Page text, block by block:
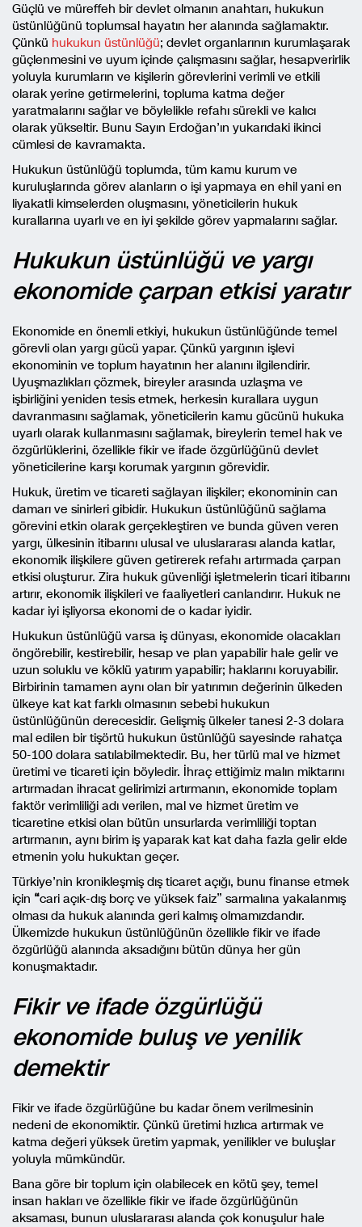
Güçlü ve müreffeh bir devlet olmanın anahtarı, hukukun
üstünlüğünü toplumsal hayatın her alanında sağlamaktır.
Çünkü hukukun üstünlüğü; devlet organlarının kurumlaşarak
güçlenmesini ve uyum içinde çalışmasını sağlar, hesapverirlik
yoluyla kurumların ve kişilerin görevlerini verimli ve etkili
olarak yerine getirmelerini, topluma katma değer
yaratmalarını sağlar ve böylelikle refahı sürekli ve kalıcı
olarak yükseltir. Bunu Sayın Erdoğan’ın yukarıdaki ikinci
cümlesi de kavramakta.
Hukukun üstünlüğü toplumda, tüm kamu kurum ve
kuruluşlarında görev alanların o işi yapmaya en ehil yani en
liyakatli kimselerden oluşmasını, yöneticilerin hukuk
kurallarına uyarlı ve en iyi şekilde görev yapmalarını sağlar.
Hukukun üstünlüğü ve yargı
ekonomide çarpan etkisi yaratır
Ekonomide en önemli etkiyi, hukukun üstünlüğünde temel
görevli olan yargı gücü yapar. Çünkü yargının işlevi
ekonominin ve toplum hayatının her alanını ilgilendirir.
Uyuşmazlıkları çözmek, bireyler arasında uzlaşma ve
işbirliğini yeniden tesis etmek, herkesin kurallara uygun
davranmasını sağlamak, yöneticilerin kamu gücünü hukuka
uyarlı olarak kullanmasını sağlamak, bireylerin temel hak ve
özgürlüklerini, özellikle fikir ve ifade özgürlüğünü devlet
yöneticilerine karşı korumak yargının görevidir.
Hukuk, üretim ve ticareti sağlayan ilişkiler; ekonominin can
damarı ve sinirleri gibidir. Hukukun üstünlüğünü sağlama
görevini etkin olarak gerçekleştiren ve bunda güven veren
yargı, ülkesinin itibarını ulusal ve uluslararası alanda katlar,
ekonomik ilişkilere güven getirerek refahı artırmada çarpan
etkisi oluşturur. Zira hukuk güvenliği işletmelerin ticari itibarını
artırır, ekonomik ilişkileri ve faaliyetleri canlandırır. Hukuk ne
kadar iyi işliyorsa ekonomi de o kadar iyidir.
Hukukun üstünlüğü varsa iş dünyası, ekonomide olacakları
öngörebilir, kestirebilir, hesap ve plan yapabilir hale gelir ve
uzun soluklu ve köklü yatırım yapabilir; haklarını koruyabilir.
Birbirinin tamamen aynı olan bir yatırımın değerinin ülkeden
ülkeye kat kat farklı olmasının sebebi hukukun
üstünlüğünün derecesidir. Gelişmiş ülkeler tanesi 2-3 dolara
mal edilen bir tişörtü hukukun üstünlüğü sayesinde rahatça
50-100 dolara satılabilmektedir. Bu, her türlü mal ve hizmet
üretimi ve ticareti için böyledir. İhraç ettiğimiz malın miktarını
artırmadan ihracat gelirimizi artırmanın, ekonomide toplam
faktör verimliliği adı verilen, mal ve hizmet üretim ve
ticaretine etkisi olan bütün unsurlarda verimliliği toptan
artırmanın, aynı birim iş yaparak kat kat daha fazla gelir elde
etmenin yolu hukuktan geçer.
Türkiye’nin kronikleşmiş dış ticaret açığı, bunu finanse etmek
için “cari açık-dış borç ve yüksek faiz” sarmalına yakalanmış
olması da hukuk alanında geri kalmış olmamızdandır.
Ülkemizde hukukun üstünlüğünün özellikle fikir ve ifade
özgürlüğü alanında aksadığını bütün dünya her gün
konuşmaktadır.
Fikir ve ifade özgürlüğü
ekonomide buluş ve yenilik
demektir
Fikir ve ifade özgürlüğüne bu kadar önem verilmesinin
nedeni de ekonomiktir. Çünkü üretimi hızlıca artırmak ve
katma değeri yüksek üretim yapmak, yenilikler ve buluşlar
yoluyla mümkündür.
Bana göre bir toplum için olabilecek en kötü şey, temel
insan hakları ve özellikle fikir ve ifade özgürlüğünün
aksaması, bunun uluslararası alanda çok konuşulur hale